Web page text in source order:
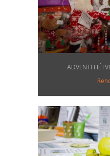
ADVENTI